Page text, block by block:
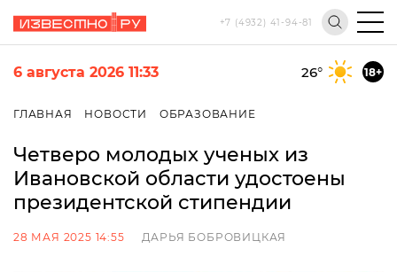
+7 (4932) 41-94-81
6 августа 2026 11:33 26° 18+
ГЛАВНАЯ НОВОСТИ ОБРАЗОВАНИЕ
Четверо молодых ученых из
Ивановской области удостоены
президентской стипендии
28 МАЯ 2025 14:55 ДАРЬЯ БОБРОВИЦКАЯ